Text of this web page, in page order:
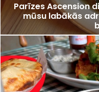
Parīzes Ascension
mūsu labākās